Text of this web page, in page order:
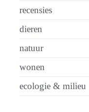
recensies
dieren
natuur
wonen
ecologie & milieu